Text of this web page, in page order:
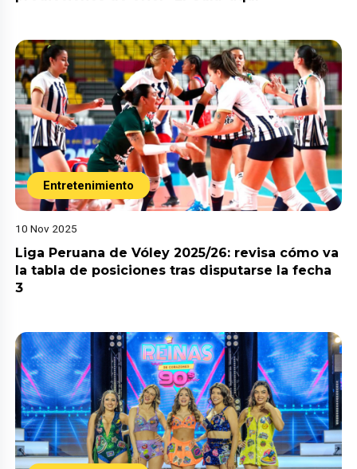
Entretenimiento
10 Nov 2025
Liga Peruana de Vóley 2025/26: revisa cómo va
la tabla de posiciones tras disputarse la fecha
3